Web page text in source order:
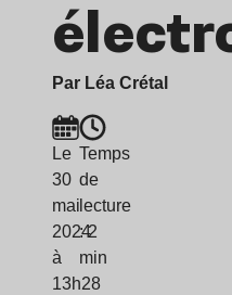
Par Léa Crétal
Le
30
mai
2024
à
13h28
Temps
de
lecture
: 2
min